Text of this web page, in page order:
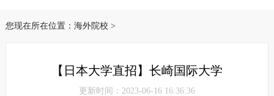
您现在所在位置： 海外院校 >
【日本大学直招】长崎国际大学
更新时间：2023-06-16 16:36:36